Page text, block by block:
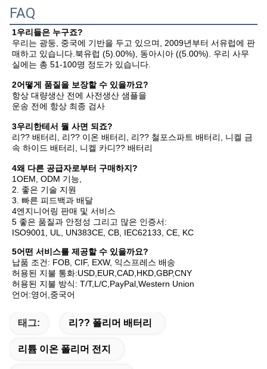
FAQ
1우리들은 누구죠?
우리는 광둥, 중국에 기반을 두고 있으며, 2009년부터 서유럽에 판
매하고 있습니다.북유럽 (5).00%), 동아시아 ((5.00%). 우리 사무
실에는 총 51-100명 정도가 있습니다.
2어떻게 품질을 보장할 수 있을까요?
항상 대량생산 전에 사전생산 샘플을
운송 전에 항상 최종 검사
3우리한테서 뭘 사면 되죠?
리?? 배터리, 리?? 이온 배터리, 리?? 철포스파트 배터리, 니켈 금
속 하이드 배터리, 니켈 카디?? 배터리
4왜 다른 공급자로부터 구매하지?
1OEM, ODM 기능,
2. 좋은 기술 지원
3. 빠른 피드백과 배달
4엔지니어링 판매 및 서비스
5 좋은 품질과 안정성 그리고 많은 인증서:
ISO9001, UL, UN383CE, CB, IEC62133, CE, KC
5어떤 서비스를 제공할 수 있을까요?
납품 조건: FOB, CIF, EXW, 익스프레스 배송
허용된 지불 통화:USD,EUR,CAD,HKD,GBP,CNY
허용된 지불 방식: T/T,L/C,PayPal,Western Union
언어:영어,중국어
태그: 리?? 폴리머 배터리
리튬 이온 폴리머 전지